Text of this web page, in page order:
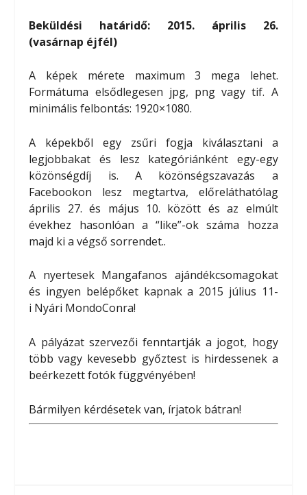
Beküldési határidő: 2015. április 26.
(vasárnap éjfél)
A képek mérete maximum 3 mega lehet.
Formátuma elsődlegesen jpg, png vagy tif. A
minimális felbontás: 1920×1080.
A képekből egy zsűri fogja kiválasztani a
legjobbakat és lesz kategóriánként egy-egy
közönségdíj is. A közönségszavazás a
Facebookon lesz megtartva, előreláthatólag
április 27. és május 10. között és az elmúlt
évekhez hasonlóan a “like”-ok száma hozza
majd ki a végső sorrendet..
A nyertesek Mangafanos ajándékcsomagokat
és ingyen belépőket kapnak a 2015 július 11-
i Nyári MondoConra!
A pályázat szervezői fenntartják a jogot, hogy
több vagy kevesebb győztest is hirdessenek a
beérkezett fotók függvényében!
Bármilyen kérdésetek van, írjatok bátran!